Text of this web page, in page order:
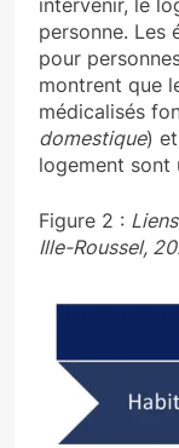
personne. Les
pour
montrent que
médicalisés
domestique)
logement sont
Figure 2 :
Ille-Roussel,